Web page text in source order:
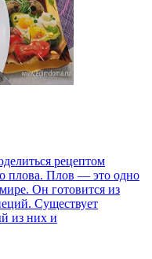
рецептом
плова. Плов — это одно
Он готовится из
Существует
из них и